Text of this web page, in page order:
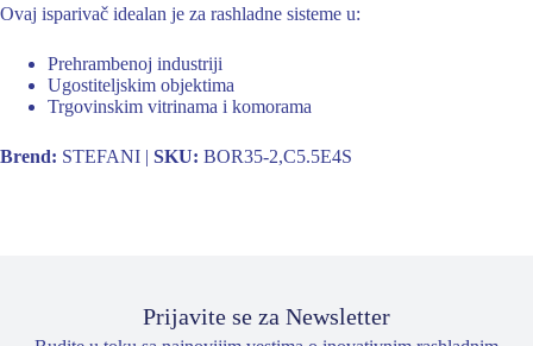
Ovaj isparivač idealan je za rashladne sisteme u:
Prehrambenoj industriji
Ugostiteljskim objektima
Trgovinskim vitrinama i komorama
Brend: STEFANI | SKU: BOR35-2,C5.5E4S
Prijavite se za Newsletter